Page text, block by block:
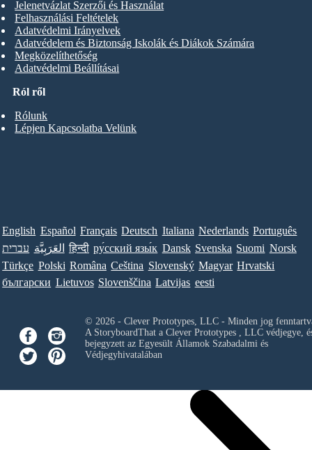
Ról ről
Rólunk
Lépjen Kapcsolatba Velünk
Jelenetvázlat Szerzői és Használat
Felhasználási Feltételek
Adatvédelmi Irányelvek
Adatvédelem és Biztonság Iskolák és Diákok Számára
Megközelíthetőség
Adatvédelmi Beállításai
English Español Français Deutsch Italiana Nederlands Português
עברית العَرَبِيَّة हिन्दी ру́сский язы́к Dansk Svenska Suomi Norsk
Türkçe Polski Româna Ceština Slovenský Magyar Hrvatski
български Lietuvos Slovenščina Latvijas eesti
© 2026 - Clever Prototypes, LLC - Minden jog
A StoryboardThat a Clever Prototypes , LLCvédjegye,
bejegyzett az Egyesült Államok Szabadalmi és
Védjegyhivatalában